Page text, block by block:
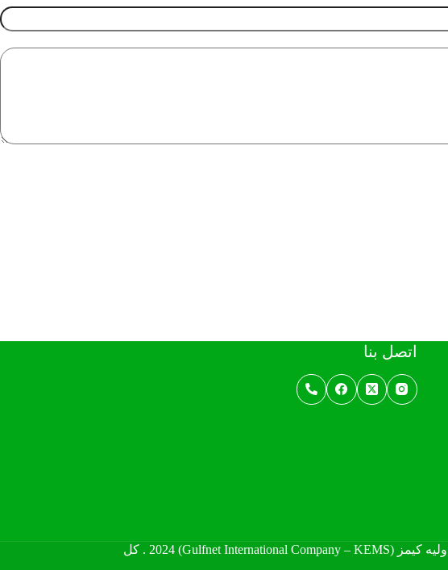
اتصل بنا
© شركه شبكه الخليج الدوليه كيمز (Gulfnet International Company – KEMS) 2024 . كل